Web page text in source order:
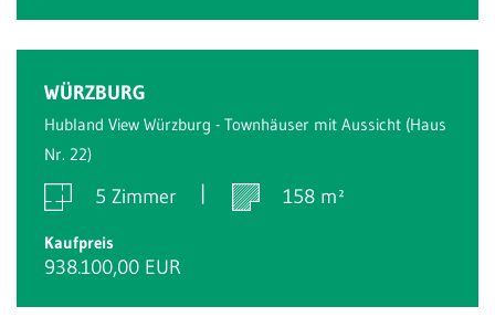
WÜRZBURG
Hubland View Würzburg - Townhäuser mit Aussicht (Haus
Nr. 22)
5 Zimmer 158 m²
Kaufpreis
938.100,00 EUR